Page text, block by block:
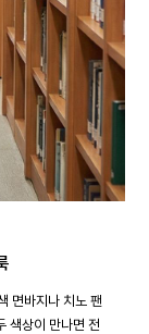
면바지나 치노 팬
색상이 만나면 전